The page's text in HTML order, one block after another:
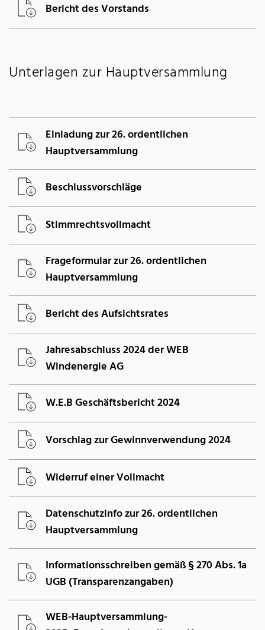
Bericht des Vorstands
Unterlagen zur Hauptversammlung
Einladung zur 26. ordentlichen
Hauptversammlung
Beschlussvorschläge
Stimmrechtsvollmacht
Frageformular zur 26. ordentlichen
Hauptversammlung
Bericht des Aufsichtsrates
Jahresabschluss 2024 der WEB
Windenergie AG
W.E.B Geschäftsbericht 2024
Vorschlag zur Gewinnverwendung 2024
Widerruf einer Vollmacht
Datenschutzinfo zur 26. ordentlichen
Hauptversammlung
Informationsschreiben gemäß § 270 Abs. 1a
UGB (Transparenzangaben)
WEB-Hauptversammlung-